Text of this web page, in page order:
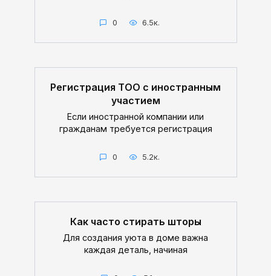
0 6.5к.
Регистрация ТОО с иностранным
участием
Если иностранной компании или
гражданам требуется регистрация
0 5.2к.
Как часто стирать шторы
Для создания уюта в доме важна
каждая деталь, начиная